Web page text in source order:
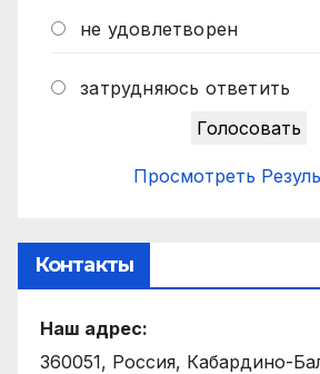
не удовлетворен
затрудняюсь ответить
Просмотреть
Контакты
Наш адрес:
360051, Россия, Кабардино-